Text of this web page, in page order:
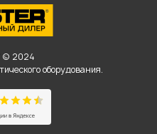
© 2024
оборудования.